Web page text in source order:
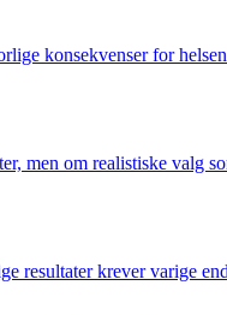
konsekvenser for
men om realistiske valg
resultater krever varige